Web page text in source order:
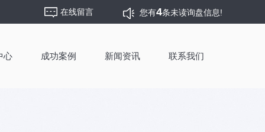
您有4条未读询盘信息!
在线留言
心 成功案例 新闻资讯 联系我们